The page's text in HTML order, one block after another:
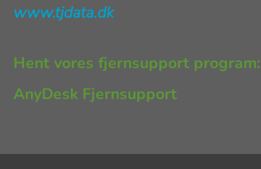
www.tjdata.dk
Hent vores fjernsupport program:
AnyDesk Fjernsupport